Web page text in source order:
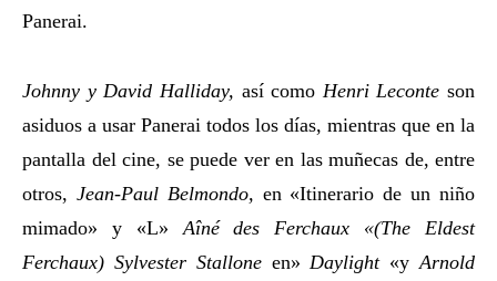
Panerai.
Johnny y David Halliday, así como Henri Leconte son
asiduos a usar Panerai todos los días, mientras que en la
pantalla del cine, se puede ver en las muñecas de, entre
otros, Jean-Paul Belmondo, en «Itinerario de un niño
mimado» y «L» Aîné des Ferchaux «(The Eldest
Ferchaux) Sylvester Stalloneen» Daylight«yArnold